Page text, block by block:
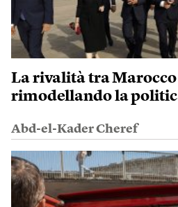
La rivalità tra Marocco
rimodellando la
Abd-el-Kader Cheref